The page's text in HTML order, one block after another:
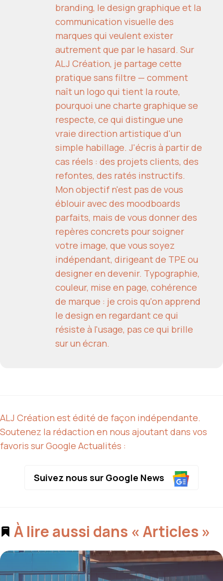
branding, le design graphique et la
communication visuelle des
marques qui veulent exister
autrement que par le hasard. Sur
ALJ Création, je partage cette
pratique sans filtre — comment
naît un logo qui tient la route,
pourquoi une charte graphique se
respecte, ce qui distingue une
vraie direction artistique d'un
simple habillage. J'écris à partir de
cas réels : des projets clients, des
refontes, des ratés instructifs.
Mon objectif n'est pas de vous
éblouir avec des moodboards
parfaits, mais de vous donner des
repères concrets pour soigner
votre image, que vous soyez
indépendant, dirigeant de TPE ou
designer en devenir. Typographie,
couleur, mise en page, cohérence
de marque : je crois qu'on apprend
le design en regardant ce qui
résiste à l'usage, pas ce qui brille
sur un écran.
ALJ Création est édité de façon indépendante.
Soutenez la rédaction en nous ajoutant dans vos
favoris sur Google Actualités :
Suivez nous sur Google News
À lire aussi dans « Articles »